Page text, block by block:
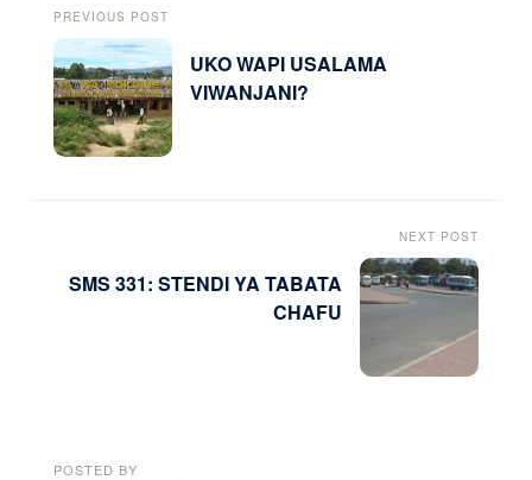
PREVIOUS POST
UKO WAPI USALAMA
VIWANJANI?
NEXT POST
SMS 331: STENDI YA TABATA
CHAFU
POSTED BY